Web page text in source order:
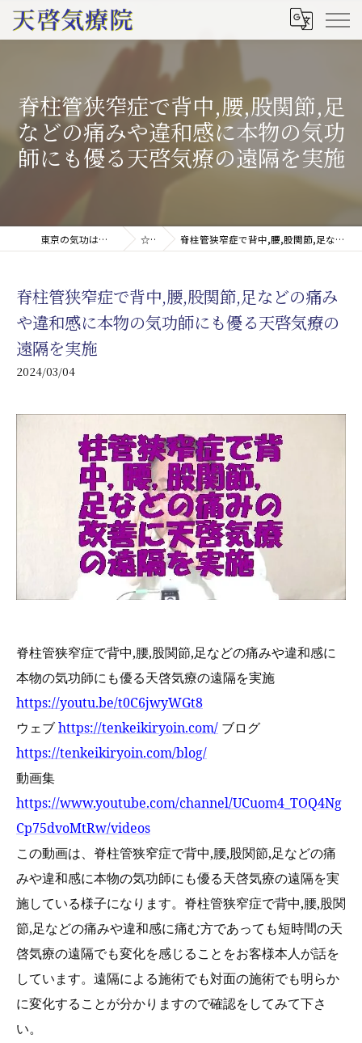
脊柱管狭窄症で背中,腰,股関節,足
などの痛みや違和感に本物の気功
師にも優る天啓気療の遠隔を実施
東京の気功は天啓気療院(天啓気功療法治療院) ☆ブログ 脊柱管狭窄症で背中,腰,股関節,足などの痛みや違和感に本物の気功師にも優る天啓気療の遠隔を実施
脊柱管狭窄症で背中,腰,股関節,足などの痛み
や違和感に本物の気功師にも優る天啓気療の
遠隔を実施
2024/03/04
脊柱管狭窄症で背中,腰,股関節,足などの痛みや違和感に
本物の気功師にも優る天啓気療の遠隔を実施
https://youtu.be/t0C6jwyWGt8
ウェブhttps://tenkeikiryoin.com/ ブログ
https://tenkeikiryoin.com/blog/
動画集
https://www.youtube.com/channel/UCuom4_TOQ4Ng
Cp75dvoMtRw/videos
この動画は、脊柱管狭窄症で背中,腰,股関節,足などの痛
みや違和感に本物の気功師にも優る天啓気療の遠隔を実
施している様子になります。脊柱管狭窄症で背中,腰,股関
節,足などの痛みや違和感に痛む方であっても短時間の天
啓気療の遠隔でも変化を感じることをお客様本人が話を
しています。遠隔による施術でも対面の施術でも明らか
に変化することが分かりますので確認をしてみて下さ
い。